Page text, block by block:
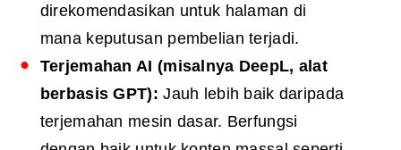
direkomendasikan untuk halaman di
mana keputusan pembelian terjadi.
Terjemahan AI (misalnya DeepL, alat
berbasis GPT):Jauh lebih baik daripada
terjemahan mesin dasar. Berfungsi